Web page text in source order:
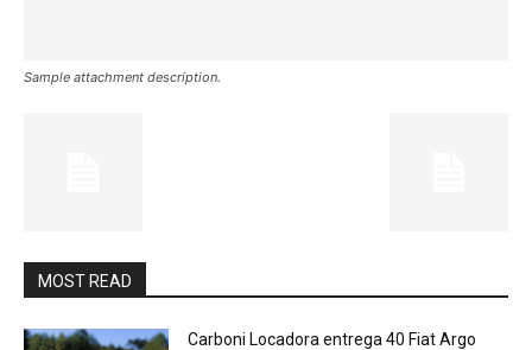
Sample attachment description.
MOST READ
Carboni Locadora entrega 40 Fiat Argo